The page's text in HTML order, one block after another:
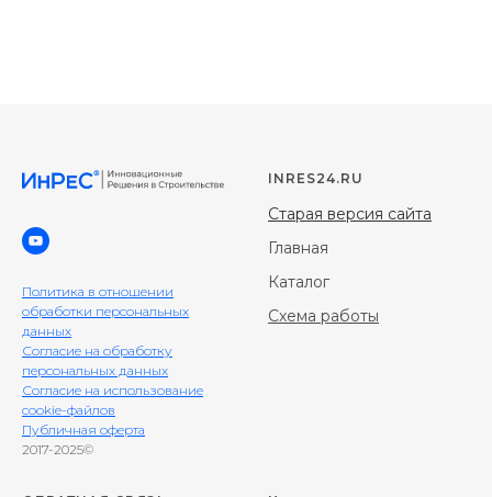
Политика в отношении
обработки персональных
данных
Согласие на обработку
персональных данных
Согласие на использование
cookie-файлов
Публичная оферта
2017-2025©
INRES24.RU
Старая версия сайта
Главная
Каталог
Схема работы